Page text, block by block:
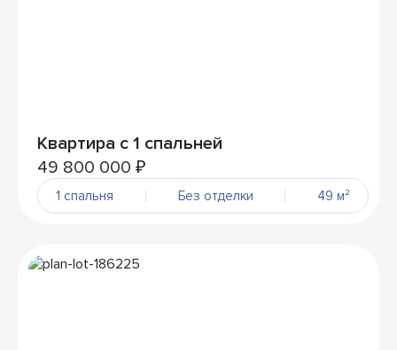
Квартира с 1 спальней
49 800 000 ₽
1 спальня Без отделки 49 м²